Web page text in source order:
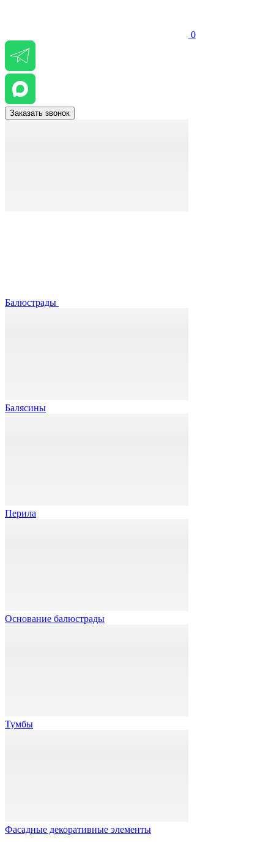
0
Заказать звонок
Балюстрады
Балясины
Перила
Основание балюстрады
Тумбы
Фасадные декоративные элементы